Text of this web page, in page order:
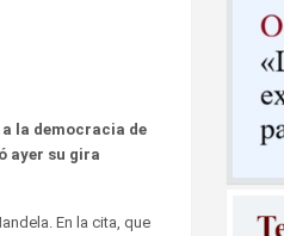
la democracia de
ayer su gira
En la cita, que